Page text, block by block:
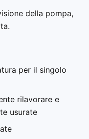
della pompa,
per il singolo
rilavorare e
usurate